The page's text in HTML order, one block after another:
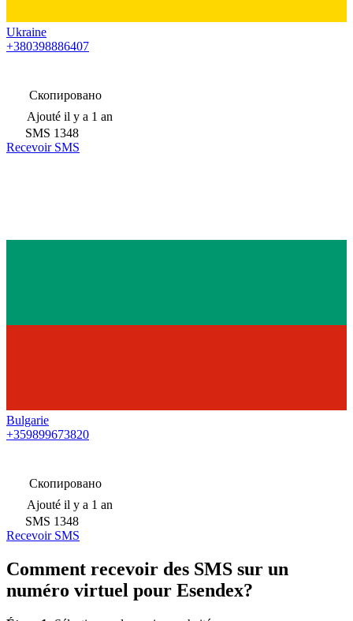
Ukraine
+380398886407
Скопировано
Ajouté il y a 1 an
SMS 1348
Recevoir SMS
Bulgarie
+359899673820
Скопировано
Ajouté il y a 1 an
SMS 1348
Recevoir SMS
Comment recevoir des SMS sur un
numéro virtuel pour Esendex?